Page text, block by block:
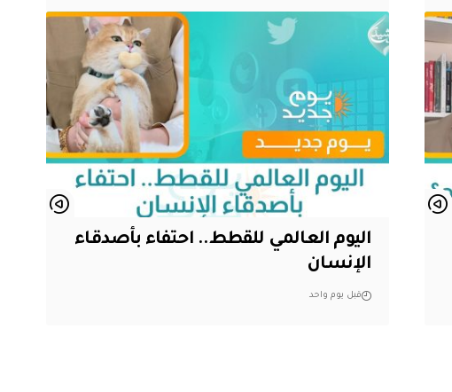
اليوم العالمي للقطط.. احتفاء بأصدقاء
الإنسان
قبل يوم واحد